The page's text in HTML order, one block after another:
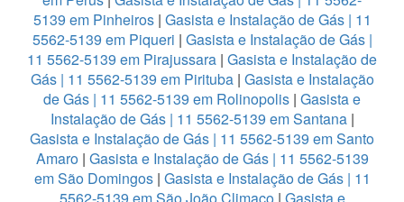
5139 em Pinheiros| Gasista e Instalação de Gás | 11
5562-5139 em Piqueri | Gasista e Instalação de Gás |
11 5562-5139 em Pirajussara | Gasista e Instalação de
Gás | 11 5562-5139 em Pirituba| Gasista e Instalação
de Gás | 11 5562-5139 em Rolinopolis | Gasista e
Instalação de Gás | 11 5562-5139 em Santana|
Gasista e Instalação de Gás | 11 5562-5139 em Santo
Amaro| Gasista e Instalação de Gás | 11 5562-5139
em São Domingos| Gasista e Instalação de Gás | 11